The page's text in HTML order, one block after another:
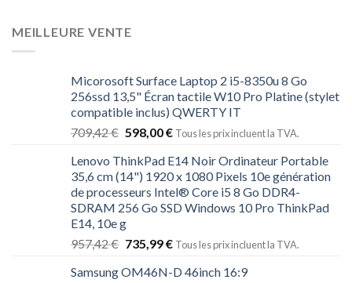
MEILLEURE VENTE
Micorosoft Surface Laptop 2 i5-8350u 8 Go
256ssd 13,5" Écran tactile W10 Pro Platine (stylet
compatible inclus) QWERTY IT
709,42€ 598,00€ Tous les prix incluent la TVA.
Lenovo ThinkPad E14 Noir Ordinateur Portable
35,6 cm (14") 1920 x 1080 Pixels 10e génération
de processeurs Intel® Core i5 8 Go DDR4-
SDRAM 256 Go SSD Windows 10 Pro ThinkPad
E14, 10e g
957,42€ 735,99€ Tous les prix incluent la TVA.
Samsung OM46N-D 46inch 16:9